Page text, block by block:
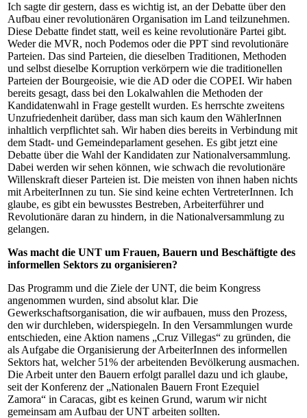
Ich sagte dir gestern, dass es wichtig ist, an der Debatte über den
Aufbau einer revolutionären Organisation im Land teilzunehmen.
Diese Debatte findet statt, weil es keine revolutionäre Partei gibt.
Weder die MVR, noch Podemos oder die PPT sind revolutionäre
Parteien. Das sind Parteien, die dieselben Traditionen, Methoden
und selbst dieselbe Korruption verkörpern wie die traditionellen
Parteien der Bourgeoisie, wie die AD oder die COPEI. Wir haben
bereits gesagt, dass bei den Lokalwahlen die Methoden der
Kandidatenwahl in Frage gestellt wurden. Es herrschte zweitens
Unzufriedenheit darüber, dass man sich kaum den WählerInnen
inhaltlich verpflichtet sah. Wir haben dies bereits in Verbindung mit
dem Stadt- und Gemeindeparlament gesehen. Es gibt jetzt eine
Debatte über die Wahl der Kandidaten zur Nationalversammlung.
Dabei werden wir sehen können, wie schwach die revolutionäre
Willenskraft dieser Parteien ist. Die meisten von ihnen haben nichts
mit ArbeiterInnen zu tun. Sie sind keine echten VertreterInnen. Ich
glaube, es gibt ein bewusstes Bestreben, Arbeiterführer und
Revolutionäre daran zu hindern, in die Nationalversammlung zu
gelangen.
Was macht die UNT um Frauen, Bauern und Beschäftigte des
informellen Sektors zu organisieren?
Das Programm und die Ziele der UNT, die beim Kongress
angenommen wurden, sind absolut klar. Die
Gewerkschaftsorganisation, die wir aufbauen, muss den Prozess,
den wir durchleben, widerspiegeln. In den Versammlungen wurde
entschieden, eine Aktion namens „Cruz Villegas“ zu gründen, die
als Aufgabe die Organisierung der ArbeiterInnen des informellen
Sektors hat, welcher 51% der arbeitenden Bevölkerung ausmachen.
Die Arbeit unter den Bauern erfolgt parallel dazu und ich glaube,
seit der Konferenz der „Nationalen Bauern Front Ezequiel
Zamora“ in Caracas, gibt es keinen Grund, warum wir nicht
gemeinsam am Aufbau der UNT arbeiten sollten.